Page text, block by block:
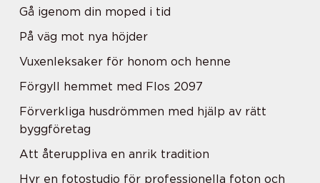
Gå igenom din moped i tid
På väg mot nya höjder
Vuxenleksaker för honom och henne
Förgyll hemmet med Flos 2097
Förverkliga husdrömmen med hjälp av rätt
byggföretag
Att återuppliva en anrik tradition
Hyr en fotostudio för professionella foton och